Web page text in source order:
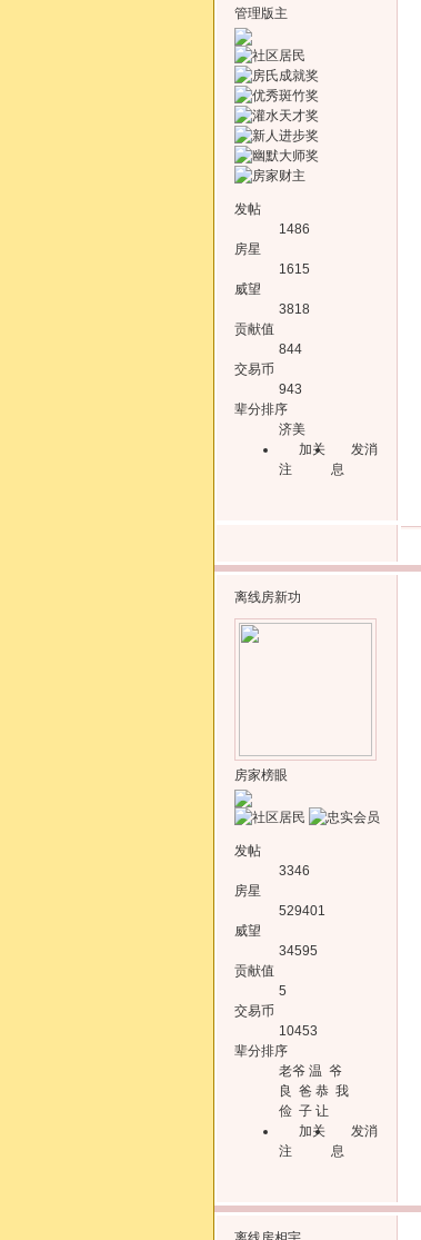
管理版主
发帖
1486
房星
1615
威望
3818
贡献值
844
交易币
943
辈分排序
济美
加关
注
发消
息
离线房新功
房家榜眼
发帖
3346
房星
529401
威望
34595
贡献值
5
交易币
10453
辈分排序
老爷 温 爷
良 爸 恭 我
俭 子 让
加关
注
发消
息